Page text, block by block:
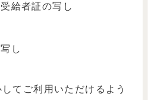
給者証の写し
し
てご利用いただけるよう